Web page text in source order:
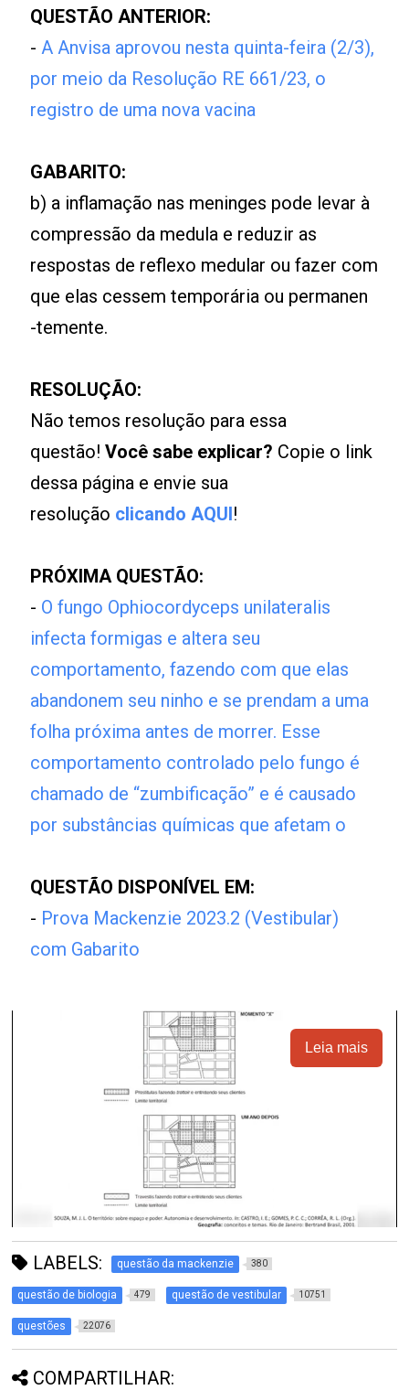
QUESTÃO ANTERIOR:
-A Anvisa aprovou nesta quinta-feira (2/3),
por meio da Resolução RE 661/23, o
registro de uma nova vacina
GABARITO:
b) a inflamação nas meninges pode levar à
compressão da medula e reduzir as
respostas de reflexo medular ou fazer com
que elas cessem temporária ou permanen
-temente.
RESOLUÇÃO:
Não temos resolução para essa
questão!Você sabe explicar? Copie o link
dessa página e envie sua
resolução clicando AQUI!
PRÓXIMA QUESTÃO:
- O fungo Ophiocordyceps unilateralis
infecta formigas e altera seu
comportamento, fazendo com que elas
abandonem seu ninho e se prendam a uma
folha próxima antes de morrer. Esse
comportamento controlado pelo fungo é
chamado de “zumbificação” e é causado
por substâncias químicas que afetam o
QUESTÃO DISPONÍVEL EM:
- Prova Mackenzie 2023.2 (Vestibular)
com Gabarito
Leia mais
LABELS: questão da mackenzie 380
questão de biologia 479 questão de vestibular 10751
questões 22076
COMPARTILHAR: